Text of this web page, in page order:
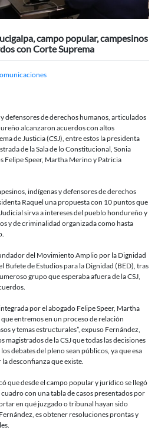
campo popular, campesinos
con Corte Suprema
defensores de derechos humanos, articulados
alcanzaron acuerdos con altos
de Justicia (CSJ), entre estos la presidenta
de la Sala de lo Constitucional, Sonia
Felipe Speer, Martha Merino y Patricia
indígenas y defensores de derechos
Raquel una propuesta con 10 puntos que
sirva a intereses del pueblo hondureño y
y de criminalidad organizada como hasta
del Movimiento Amplio por la Dignidad
Bufete de Estudios para la Dignidad (BED), tras
grupo que esperaba afuera de la CSJ,
por el abogado Felipe Speer, Martha
entremos en un proceso de relación
y temas estructurales”, expuso Fernández,
magistrados de la CSJ que todas las decisiones
debates del pleno sean públicos, ya que esa
desconfianza que existe.
que desde el campo popular y jurídico se llegó
con una tabla de casos presentados por
en qué juzgado o tribunal hayan sido
es obtener resoluciones prontas y